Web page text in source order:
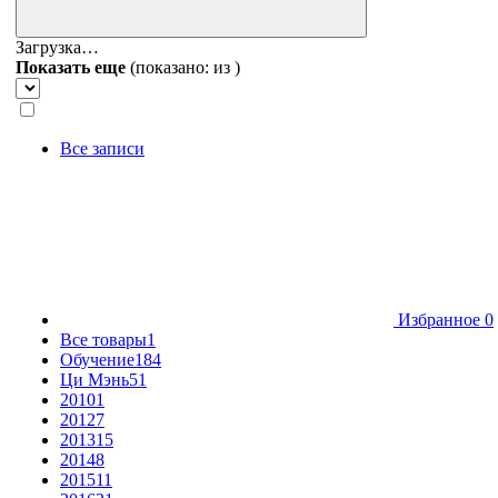
Загрузка…
Показать еще (показано: из )
Все записи
Избранное 0
Все товары1
Обучение184
Ци Мэнь51
20101
20127
201315
20148
201511